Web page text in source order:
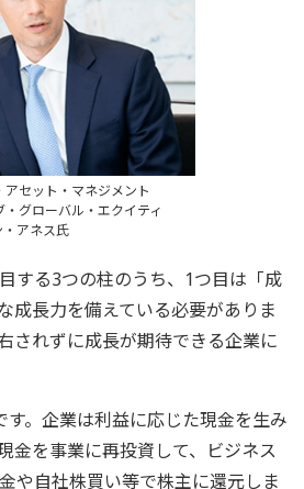
アセット・マネジメント
・グローバル・エクイティ
・アネス氏
する3つの柱のうち、1つ目は「成
成長力を備えている必要がありま
されずに成長が期待できる企業に
。企業は利益に応じた現金を生み
金を事業に再投資して、ビジネス
や自社株買い等で株主に還元しま